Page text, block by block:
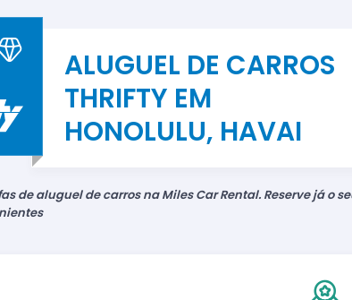
ALUGUEL DE CARROS
THRIFTY EM
HONOLULU, HAVAI
de aluguel de carros na Miles Car Rental. Reserve já o